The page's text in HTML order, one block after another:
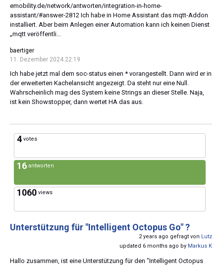
emobility.de/network/antworten/integration-in-home-
assistant/#answer-2812 Ich habe in Home Assistant das mqtt-Addon
installiert. Aber beim Anlegen einer Automation kann ich keinen Dienst
„mqtt veröffentli...
baertiger
11. Dezember 2024 22:19
Ich habe jetzt mal dem soc-status einen * vorangestellt. Dann wird er in
der erweiterten Kachelansicht angezeigt. Da steht nur eine Null.
Wahrscheinlich mag des System keine Strings an dieser Stelle. Naja,
ist kein Showstopper, dann wertet HA das aus.
4 votes
16 antworten
1060 views
Unterstützung für "Intelligent Octopus Go" ?
2 years ago gefragt von Lutz
updated 6 months ago by Markus K
Hallo zusammen, ist eine Unterstützung für den "Intelligent Octopus